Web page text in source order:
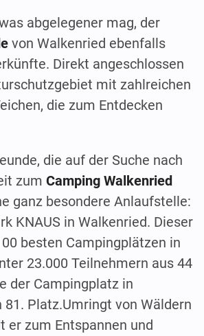
abgelegener mag, der
von Walkenried ebenfalls
Direkt angeschlossen
mit zahlreichen
die zum Entdecken
die auf der Suche nach
zum Camping Walkenried
ganz besondere Anlaufstelle:
KNAUS in Walkenried. Dieser
besten Campingplätzen in
23.000 Teilnehmern aus 44
der Campingplatz in
81. Platz.Umringt von Wäldern
er zum Entspannen und